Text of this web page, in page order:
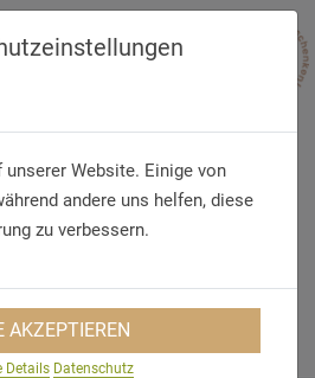
E-Mail
strandhalle.de
Website. Einige von
andere uns helfen, diese
zu verbessern.
AKZEPTIEREN
Details Datenschutz